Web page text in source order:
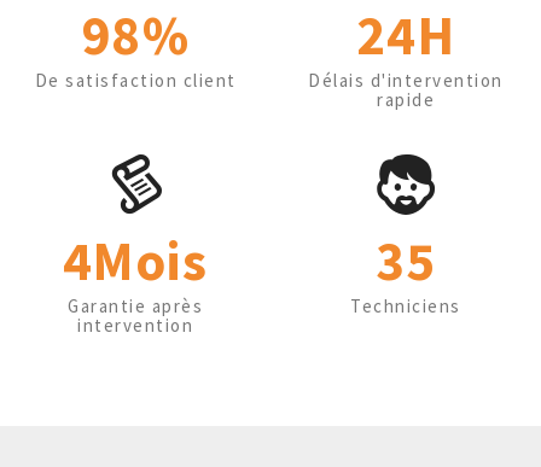
98%
De satisfaction client
24H
Délais d'intervention
rapide
4Mois
Garantie après
intervention
35
Techniciens